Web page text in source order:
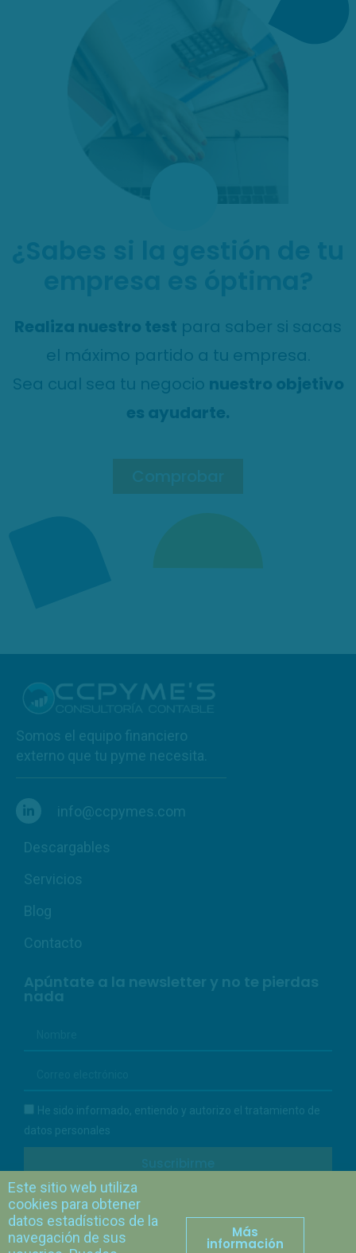
Realiza nuestro test para saber si sacas
el máximo partido a tu empresa.
Sea cual sea tu negocio nuestro objetivo
es ayudarte.
Somos el equipo financiero
externo que tu pyme necesita.
info@ccpymes.com
Descargables
Servicios
Blog
Contacto
Apúntate a la newsletter y no te pierdas
nada
He sido informado, entiendo y autorizo el tratamiento de
datos personales
Protección de datos personales
Este sitio web utiliza
cookies para obtener
datos estadísticos de la
navegación de sus
Más
información